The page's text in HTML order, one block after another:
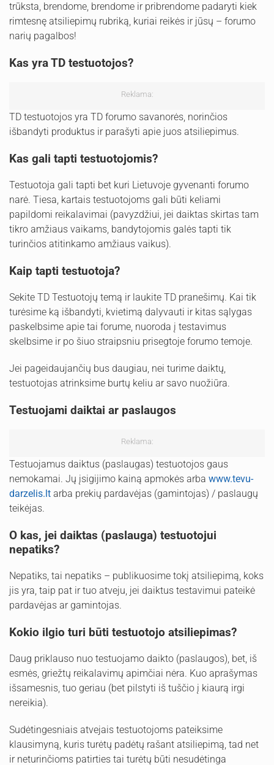
trūksta, brendome, brendome ir pribrendome padaryti kiek
rimtesnę atsiliepimų rubriką, kuriai reikės ir jūsų – forumo
narių pagalbos!
Kas yra TD testuotojos?
Reklama:
TD testuotojos yra TD forumo savanorės, norinčios
išbandyti produktus ir parašyti apie juos atsiliepimus.
Kas gali tapti testuotojomis?
Testuotoja gali tapti bet kuri Lietuvoje gyvenanti forumo
narė. Tiesa, kartais testuotojoms gali būti keliami
papildomi reikalavimai (pavyzdžiui, jei daiktas skirtas tam
tikro amžiaus vaikams, bandytojomis galės tapti tik
turinčios atitinkamo amžiaus vaikus).
Kaip tapti testuotoja?
Sekite TD Testuotojų temą ir laukite TD pranešimų. Kai tik
turėsime ką išbandyti, kvietimą dalyvauti ir kitas sąlygas
paskelbsime apie tai forume, nuoroda į testavimus
skelbsime ir po šiuo straipsniu prisegtoje forumo temoje.
Jei pageidaujančių bus daugiau, nei turime daiktų,
testuotojas atrinksime burtų keliu ar savo nuožiūra.
Testuojami daiktai ar paslaugos
Reklama:
Testuojamus daiktus (paslaugas) testuotojos gaus
nemokamai. Jų įsigijimo kainą apmokės arba www.tevu-
darzelis.lt arba prekių pardavėjas (gamintojas) / paslaugų
teikėjas.
O kas, jei daiktas (paslauga) testuotojui
nepatiks?
Nepatiks, tai nepatiks – publikuosime tokį atsiliepimą, koks
jis yra, taip pat ir tuo atveju, jei daiktus testavimui pateikė
pardavėjas ar gamintojas.
Kokio ilgio turi būti testuotojo atsiliepimas?
Daug priklauso nuo testuojamo daikto (paslaugos), bet, iš
esmės, griežtų reikalavimų apimčiai nėra. Kuo aprašymas
išsamesnis, tuo geriau (bet pilstyti iš tuščio į kiaurą irgi
nereikia).
Sudėtingesniais atvejais testuotojoms pateiksime
klausimyną, kuris turėtų padėtų rašant atsiliepimą, tad net
ir neturinčioms patirties tai turėtų būti nesudėtinga